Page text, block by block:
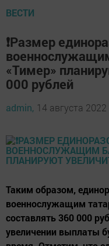
ВЕСТИ
❗️Размер
«Тимер»
000 рублей
admin, 14 августа 2022
Таким образом,
военнослужащим
составлять 360 000
увеличении выплаты